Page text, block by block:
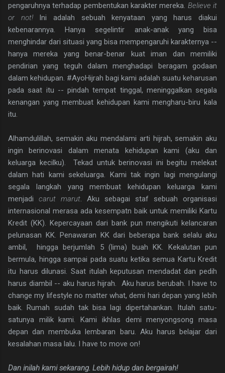
pengaruhnya terhadap pembentukan karakter mereka. Believe it
or not!Ini adalah sebuah kenyataan yang harus diakui
kebenarannya. Hanya segelintir anak-anak yang bisa
menghindar dari situasi yang bisa mempengaruhi karakternya --
hanya mereka yang benar-benar kuat iman dan memiliki
pendirian yang teguh dalam menghadapi beragam godaan
dalam kehidupan. #AyoHijrah bagi kami adalah suatu keharusan
pada saat itu -- pindah tempat tinggal, meninggalkan segala
kenangan yang membuat kehidupan kami mengharu-biru kala
itu.
Alhamdulillah, semakin aku mendalami arti hijrah, semakin aku
ingin berinovasi dalam menata kehidupan kami (aku dan
keluarga kecilku). Tekad untuk berinovasi ini begitu melekat
dalam hati kami sekeluarga. Kami tak ingin lagi mengulangi
segala langkah yang membuat kehidupan keluarga kami
menjadi carut marut . Aku sebagai staf sebuah organisasi
internasional merasa ada kesempatn baik untuk memiliki Kartu
Kredit (KK). Kepercayaan dari bank pun mengikuti kelancaran
pelunasan KK. Penawaran KK dari beberapa bank selalu aku
ambil, hingga berjumlah 5 (lima) buah KK. Kekalutan pun
bermula, hingga sampai pada suatu ketika semua Kartu Kredit
itu harus dilunasi. Saat itulah keputusan mendadat dan pedih
harus diambil -- aku harus hijrah. Aku harus berubah. I have to
change my lifestyle no matter what, demi hari depan yang lebih
baik. Rumah sudah tak bisa lagi dipertahankan. Itulah satu-
satunya milik kami. Kami ikhlas demi menyongsong masa
depan dan membuka lembaran baru. Aku harus belajar dari
kesalahan masa lalu. I have to move on!
Dan inilah kami sekarang. Lebih hidup dan bergairah!